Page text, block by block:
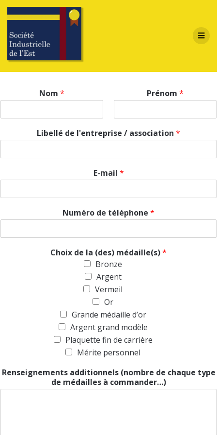
Nom * Prénom *
Libellé de l'entreprise / association *
E-mail *
Numéro de téléphone *
Choix de la (des) médaille(s)*
Bronze
Argent
Vermeil
Or
Grande médaille d’or
Argent grand modèle
Plaquette fin de carrière
Mérite personnel
Renseignements additionnels (nombre de chaque type
de médailles à commander…)